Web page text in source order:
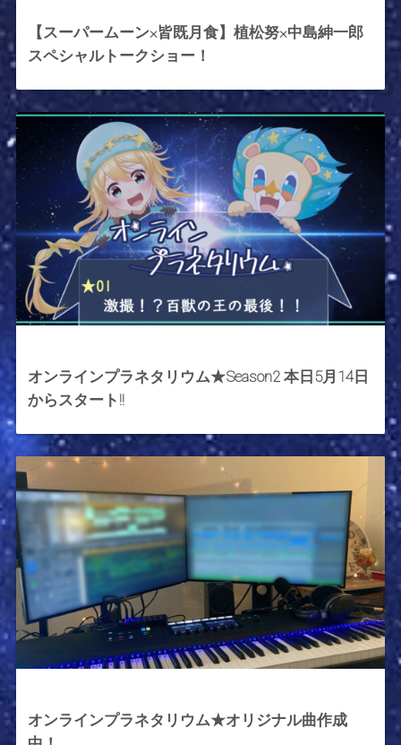
【スーパームーン×皆既月食】植松努×中島紳一郎
スペシャルトークショー！
オンラインプラネタリウム★Season2 本日5月14日
からスタート!!
オンラインプラネタリウム★オリジナル曲作成